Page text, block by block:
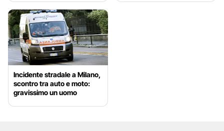
Incidente stradale a Milano,
scontro tra auto e moto:
gravissimo un uomo